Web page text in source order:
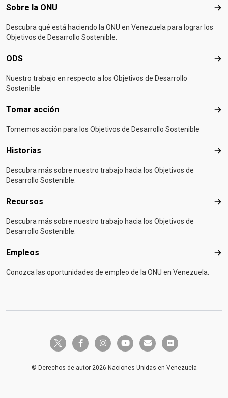
Footer menu
Sobre la ONU
Descubra qué está haciendo la ONU en Venezuela para lograr los
Objetivos de Desarrollo Sostenible.
ODS
Nuestro trabajo en respecto a los Objetivos de Desarrollo
Sostenible
Tomar acción
Tomemos acción para los Objetivos de Desarrollo Sostenible
Historias
Descubra más sobre nuestro trabajo hacia los Objetivos de
Desarrollo Sostenible.
Recursos
Descubra más sobre nuestro trabajo hacia los Objetivos de
Desarrollo Sostenible.
Empleos
Conozca las oportunidades de empleo de la ONU en Venezuela.
twitter-x facebook-finstagramyoutube envelopeflickr
© Derechos de autor 2026 Naciones Unidas en Venezuela